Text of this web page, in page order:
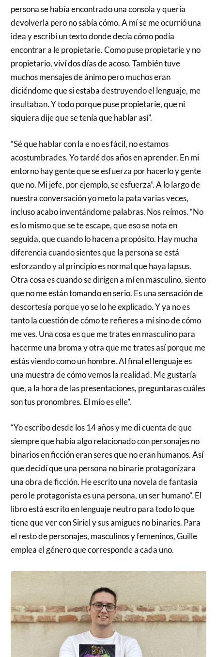
persona se había encontrado una consola y quería
devolverla pero no sabía cómo. A mí se me ocurrió una
idea y escribí un texto donde decía cómo podía
encontrar a le propietarie. Como puse propietarie y no
propietario, viví dos días de acoso. También tuve
muchos mensajes de ánimo pero muchos eran
diciéndome que si estaba destruyendo el lenguaje, me
insultaban. Y todo porque puse propietarie, que ni
siquiera dije que se tenía que hablar así”.
“Sé que hablar con la e no es fácil, no estamos
acostumbrades. Yo tardé dos años en aprender. En mi
entorno hay gente que se esfuerza por hacerlo y gente
que no. Mi jefe, por ejemplo, se esfuerza”. A lo largo de
nuestra conversación yo meto la pata varias veces,
incluso acabo inventándome palabras. Nos reímos. “No
es lo mismo que se te escape, que eso se nota en
seguida, que cuando lo hacen a propósito. Hay mucha
diferencia cuando sientes que la persona se está
esforzando y al principio es normal que haya lapsus.
Otra cosa es cuando se dirigen a mí en masculino, siento
que no me están tomando en serio. Es una sensación de
descortesía porque yo se lo he explicado. Y ya no es
tanto la cuestión de cómo te refieres a mí sino de cómo
me ves. Una cosa es que me trates en masculino para
hacerme una broma y otra que me trates así porque me
estás viendo como un hombre. Al final el lenguaje es
una muestra de cómo vemos la realidad. Me gustaría
que, a la hora de las presentaciones, preguntaras cuáles
son tus pronombres. El mío es elle”.
“Yo escribo desde los 14 años y me di cuenta de que
siempre que había algo relacionado con personajes no
binarios en ficción eran seres que no eran humanos. Así
que decidí que una persona no binarie protagonizara
una obra de ficción. He escrito una novela de fantasía
pero le protagonista es una persona, un ser humano”. El
libro está escrito en lenguaje neutro para todo lo que
tiene que ver con Siriel y sus amigues no binaries. Para
el resto de personajes, masculinos y femeninos, Guille
emplea el género que corresponde a cada uno.